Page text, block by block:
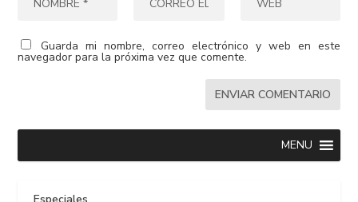
Guarda mi nombre, correo electrónico y web en este
navegador para la próxima vez que comente.
MENU